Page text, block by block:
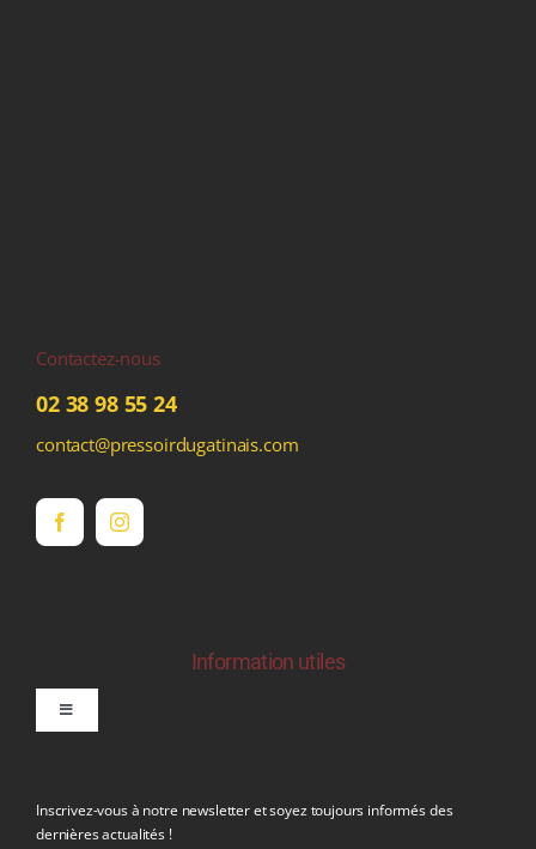
Contactez-nous
02 38 98 55 24
contact@pressoirdugatinais.com
Information utiles
Toggle
Inscrivez-vous à notre newsletter et soyez toujours informés des
dernières actualités !